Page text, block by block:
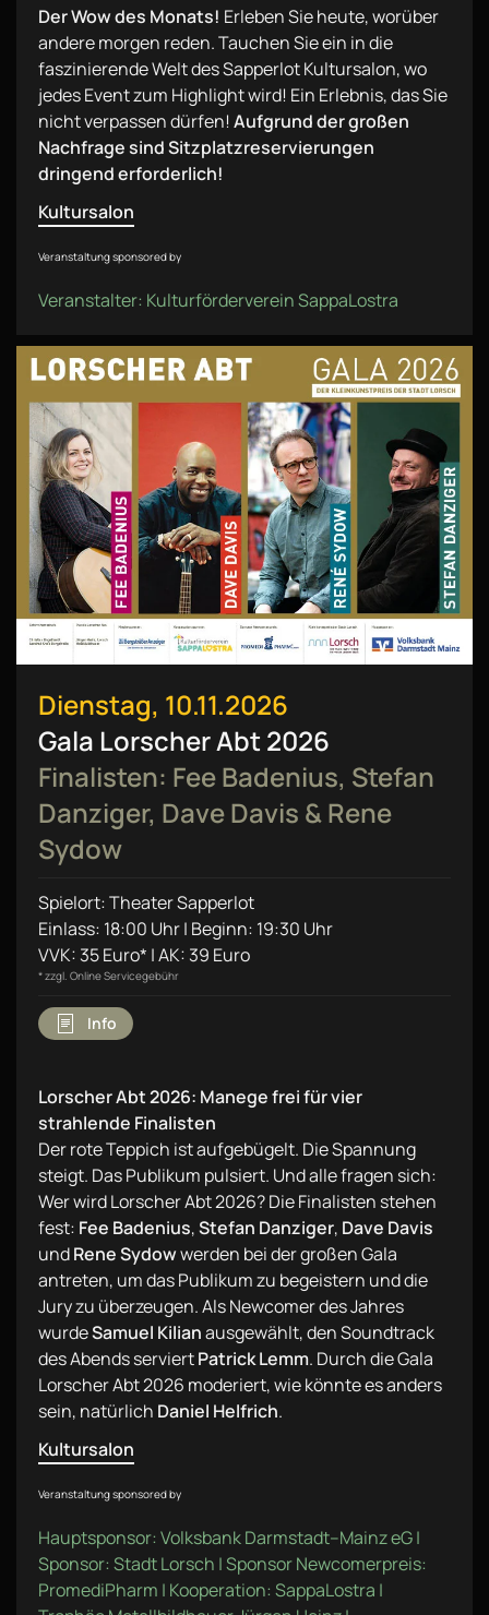
Der Wow des Monats! Erleben Sie heute, worüber
andere morgen reden. Tauchen Sie ein in die
faszinierende Welt des Sapperlot Kultursalon, wo
jedes Event zum Highlight wird! Ein Erlebnis, das Sie
nicht verpassen dürfen! Aufgrund der großen
Nachfrage sind Sitzplatzreservierungen
dringend erforderlich!
Kultursalon
Veranstaltung sponsored by
Veranstalter: Kulturförderverein SappaLostra
Dienstag, 10.11.2026
Gala Lorscher Abt 2026
Finalisten: Fee Badenius, Stefan
Danziger, Dave Davis & Rene
Sydow
Spielort: Theater Sapperlot
Einlass: 18:00 Uhr | Beginn: 19:30 Uhr
VVK: 35 Euro* | AK: 39 Euro
* zzgl. Online Servicegebühr
Info
Lorscher Abt 2026: Manege frei für vier
strahlende Finalisten
Der rote Teppich ist aufgebügelt. Die Spannung
steigt. Das Publikum pulsiert. Und alle fragen sich:
Wer wird Lorscher Abt 2026? Die Finalisten stehen
fest: Fee Badenius,Stefan Danziger, Dave Davis
undRene Sydowwerden bei der großen Gala
antreten, um das Publikum zu begeistern und die
Jury zu überzeugen. Als Newcomer des Jahres
wurdeSamuel Kilianausgewählt, den Soundtrack
des Abends serviertPatrick Lemm. Durch die Gala
Lorscher Abt 2026 moderiert, wie könnte es anders
sein, natürlich Daniel Helfrich.
Kultursalon
Veranstaltung sponsored by
Hauptsponsor: Volksbank Darmstadt–Mainz eG |
Sponsor: Stadt Lorsch | Sponsor Newcomerpreis:
PromediPharm | Kooperation: SappaLostra |